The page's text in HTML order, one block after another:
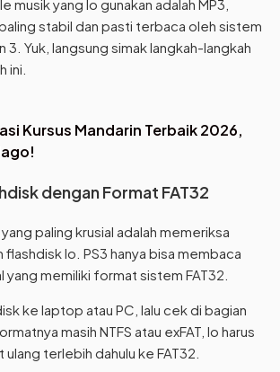
musik yang lo gunakan adalah MP3,
stabil dan pasti terbaca oleh sistem
3. Yuk, langsung simak langkah-langkah
ini.
Kursus Mandarin Terbaik 2026,
dengan Format FAT32
paling krusial adalah memeriksa
lo. PS3 hanya bisa membaca
memiliki format sistem FAT32.
ke laptop atau PC, lalu cek di bagian
masih NTFS atau exFAT, lo harus
terlebih dahulu ke FAT32.